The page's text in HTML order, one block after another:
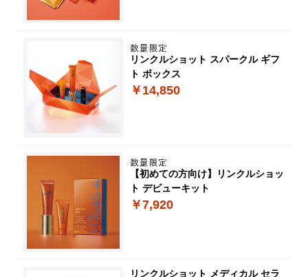
リンクルショット スパークル ギフ
ト ボックス
￥14,850
【初めての方向け】リンクルショッ
ト デビューキット
￥7,920
リンクルショット メディカル セラ